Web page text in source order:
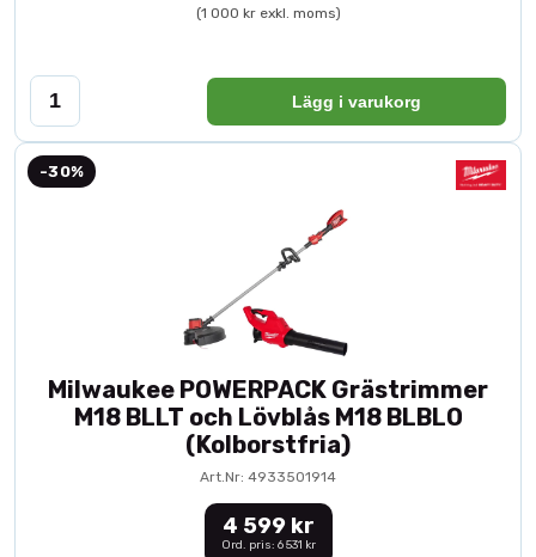
(1 000 kr exkl. moms)
Lägg i varukorg
-30%
Milwaukee POWERPACK Grästrimmer
M18 BLLT och Lövblås M18 BLBLO
(Kolborstfria)
Art.Nr: 4933501914
4 599 kr
Ord. pris: 6 531 kr